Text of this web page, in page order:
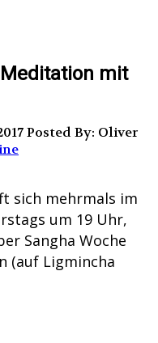
mit
Posted By: Oliver
sich mehrmals im
um 19 Uhr,
Sangha Woche
(auf Ligmincha